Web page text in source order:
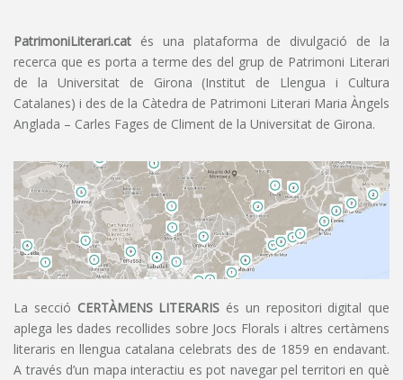
PatrimoniLiterari.cat és una plataforma de divulgació de la
recerca que es porta a terme des del grup de Patrimoni Literari
de la Universitat de Girona (Institut de Llengua i Cultura
Catalanes) i des de la Càtedra de Patrimoni Literari Maria Àngels
Anglada – Carles Fages de Climent de la Universitat de Girona.
La secció CERTÀMENS LITERARIS és un repositori digital que
aplega les dades recollides sobre Jocs Florals i altres certàmens
literaris en llengua catalana celebrats des de 1859 en endavant.
A través d’un mapa interactiu es pot navegar pel territori en què